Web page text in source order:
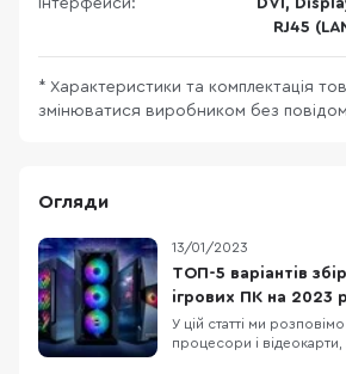
Інтерфейси:
DVI,
RJ45
* Характеристики та комплектація
змінюватися виробником без
Огляди
13/01/2023
ТОП-5 варіантів
ігрових ПК на 2023
У цій статті ми
процесори і відеокарти,